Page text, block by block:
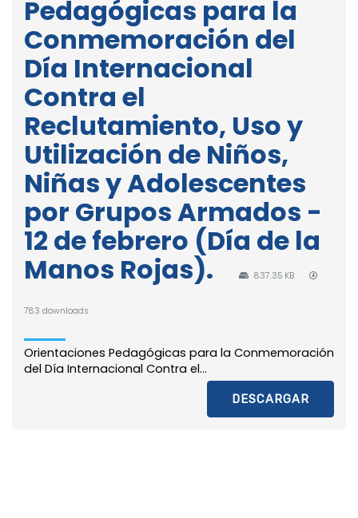
Pedagógicas para la
Conmemoración del
Día Internacional
Contra el
Reclutamiento, Uso y
Utilización de Niños,
Niñas y Adolescentes
por Grupos Armados -
12 de febrero (Día de la
Manos Rojas).
837.35 KB
783 downloads
Orientaciones Pedagógicas para la Conmemoración
del Día Internacional Contra el...
DESCARGAR